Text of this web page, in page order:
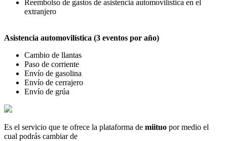
Reembolso de gastos de asistencia automovilística en el
extranjero
Asistencia automovilística (3 eventos por año)
Cambio de llantas
Paso de corriente
Envío de gasolina
Envío de cerrajero
Envío de grúa
Es el servicio que te ofrece la plataforma de miituo por medio el
cual podrás cambiar de